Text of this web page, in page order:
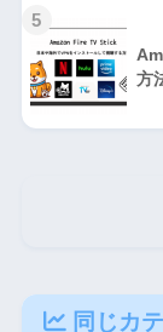
5
方
同じカ